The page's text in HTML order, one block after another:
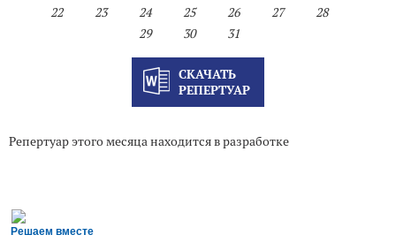
22
23 24 25 26 27
28
29
30 31
СКАЧАТЬ
РЕПЕРТУАР
Репертуар этого месяца находится в разработке
Решаем вместе